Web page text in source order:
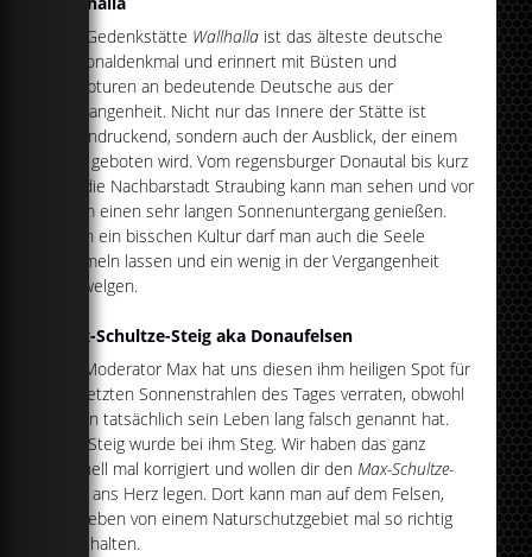
Die Gedenkstätte Wallhalla ist das älteste deutsche
Nationaldenkmal und erinnert mit Büsten und
Skulpturen an bedeutende Deutsche aus der
Vergangenheit. Nicht nur das Innere der Stätte ist
beeindruckend, sondern auch der Ausblick, der einem
dort geboten wird. Vom regensburger Donautal bis kurz
vor die Nachbarstadt Straubing kann man sehen und vor
allem einen sehr langen Sonnenuntergang genießen.
Nach ein bisschen Kultur darf man auch die Seele
baumeln lassen und ein wenig in der Vergangenheit
schwelgen.
Max-Schultze-Steig aka Donaufelsen
EgoModerator Max hat uns diesen ihm heiligen Spot für
die letzten Sonnenstrahlen des Tages verraten, obwohl
er ihn tatsächlich sein Leben lang falsch genannt hat.
Aus Steig wurde bei ihm Steg. Wir haben das ganz
schnell mal korrigiert und wollen dir denMax-Schultze-
ans Herz legen. Dort kann man auf dem Felsen,
umgeben von einem Naturschutzgebiet mal so richtig
abschalten.